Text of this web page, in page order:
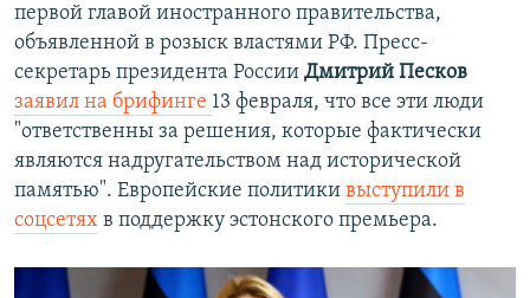
первой главой иностранного правительства,
объявленной в розыск властями РФ. Пресс-
секретарь президента России Дмитрий Песков
заявил на брифинге 13 февраля, что все эти люди
"ответственны за решения, которые фактически
являются надругательством над исторической
памятью". Европейские политики выступили в
соцсетях в поддержку эстонского премьера.